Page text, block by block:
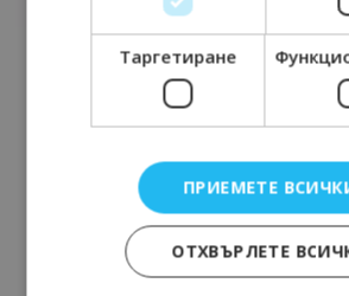
Таргетиране
ПРИЕМЕТЕ
ОТХВЪРЛЕТЕ